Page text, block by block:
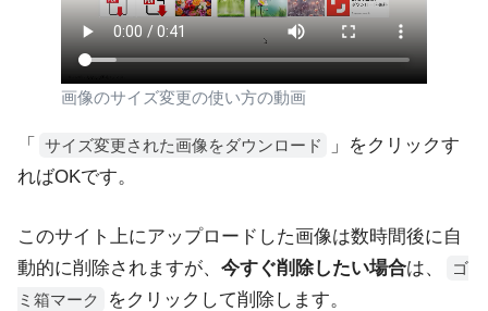
画像のサイズ変更の使い方の動画
「 サイズ変更された画像をダウンロード
」をクリックす
ればOKです。
このサイト上にアップロードした画像は数時間後に自
動的に削除されますが、 今すぐ削除したい場合は、
ゴ
ミ箱マーク
をクリックして削除します。